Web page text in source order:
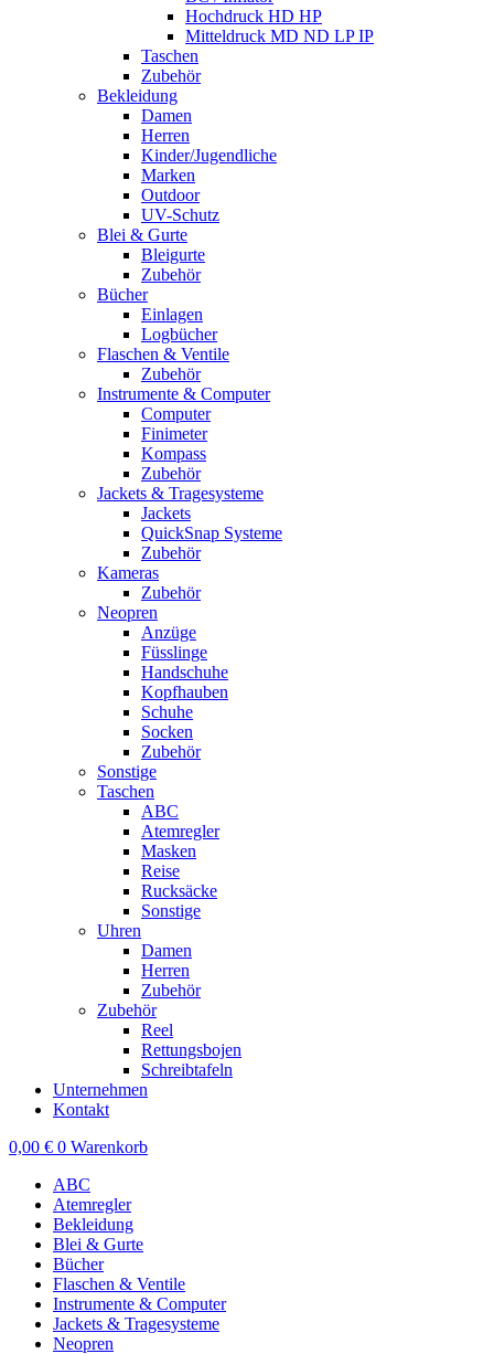
Hochdruck HD HP
Mitteldruck MD ND LP IP
Taschen
Zubehör
Bekleidung
Damen
Herren
Kinder/Jugendliche
Marken
Outdoor
UV-Schutz
Blei & Gurte
Bleigurte
Zubehör
Bücher
Einlagen
Logbücher
Flaschen & Ventile
Zubehör
Instrumente & Computer
Computer
Finimeter
Kompass
Zubehör
Jackets & Tragesysteme
Jackets
QuickSnap Systeme
Zubehör
Kameras
Zubehör
Neopren
Anzüge
Füsslinge
Handschuhe
Kopfhauben
Schuhe
Socken
Zubehör
Sonstige
Taschen
ABC
Atemregler
Masken
Reise
Rucksäcke
Sonstige
Uhren
Damen
Herren
Zubehör
Zubehör
Reel
Rettungsbojen
Schreibtafeln
Unternehmen
Kontakt
0,00 € 0 Warenkorb
ABC
Atemregler
Bekleidung
Blei & Gurte
Bücher
Flaschen & Ventile
Instrumente & Computer
Jackets & Tragesysteme
Neopren